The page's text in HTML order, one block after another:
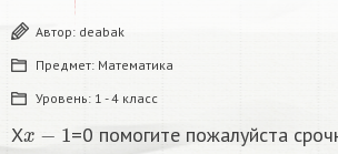
Автор: deabak
Предмет: Математика
Уровень: 1 - 4 класс
X =0 помогите пожалуйста